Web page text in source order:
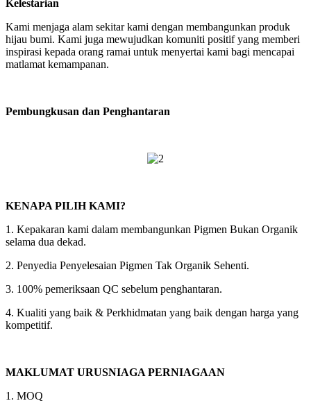
Kelestarian
Kami menjaga alam sekitar kami dengan membangunkan produk
hijau bumi. Kami juga mewujudkan komuniti positif yang memberi
inspirasi kepada orang ramai untuk menyertai kami bagi mencapai
matlamat kemampanan.
Pembungkusan dan Penghantaran
KENAPA PILIH KAMI?
1. Kepakaran kami dalam membangunkan Pigmen Bukan Organik
selama dua dekad.
2. Penyedia Penyelesaian Pigmen Tak Organik Sehenti.
3. 100% pemeriksaan QC sebelum penghantaran.
4. Kualiti yang baik & Perkhidmatan yang baik dengan harga yang
kompetitif.
MAKLUMAT URUSNIAGA PERNIAGAAN
1. MOQ